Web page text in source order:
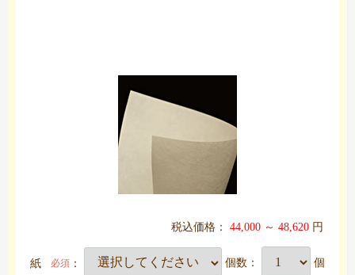
税込価格： 44,000 ～ 48,620 円
紙 必須 ： 個数： 個